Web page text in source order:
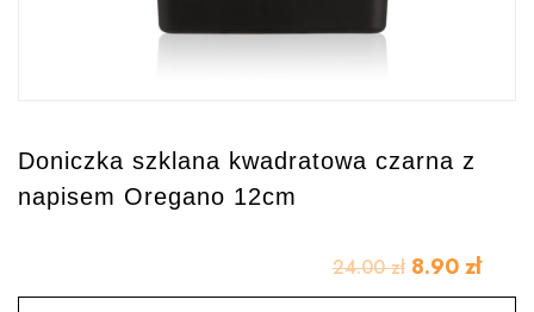
Doniczka szklana kwadratowa czarna z
napisem Oregano 12cm
24.00zł 8.90 zł